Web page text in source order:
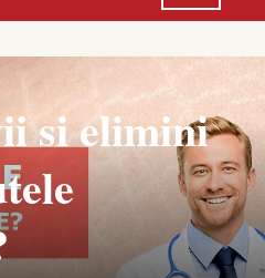
si elimini